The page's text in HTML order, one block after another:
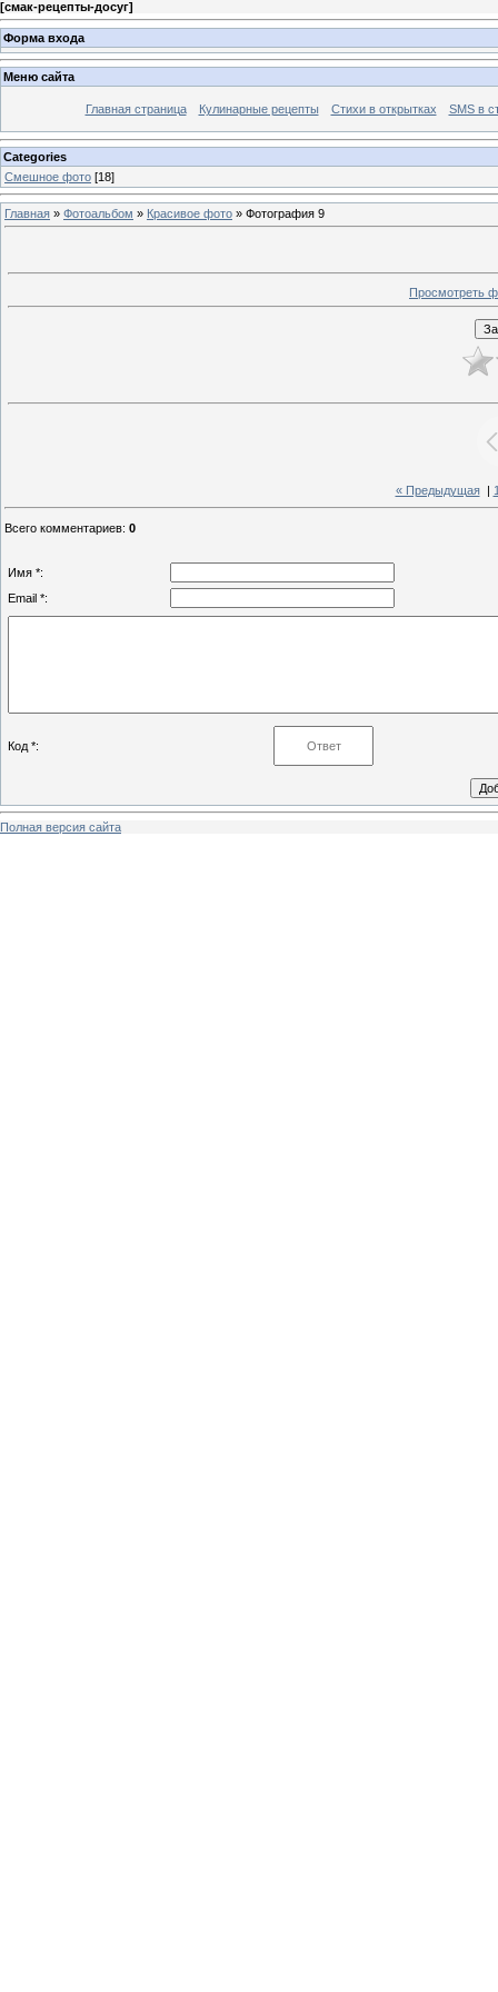
[смак-рецепты-досуг]
Форма входа
Меню сайта
Главная страница Кулинарные рецепты Стихи в открытках SMS в
Categories
Смешное фото [18]
Главная » Фотоальбом » Красивое фото » Фотография 9
Просмотреть
« Предыдущая|
Всего комментариев: 0
Имя *:
Email *:
Код *:
Полная версия сайта